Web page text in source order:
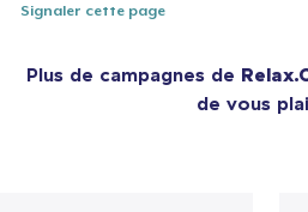
Signaler cette page
Plus de campagnes de
de vous